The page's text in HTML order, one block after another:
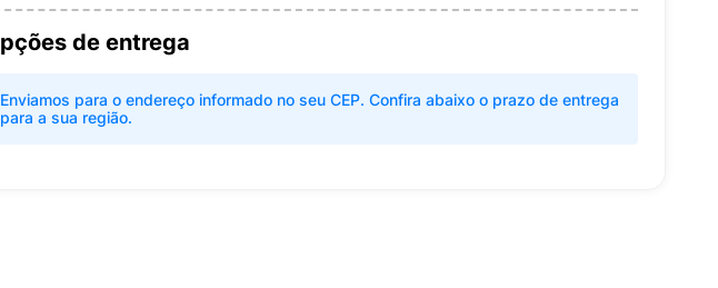
de entrega
Enviamos para o endereço informado no seu CEP. Confira abaixo o prazo de entrega
para a sua região.